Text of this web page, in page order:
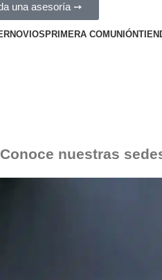
una asesoría ➙
NOVIOS PRIMERA COMUNIÓN
Conoce nuestras